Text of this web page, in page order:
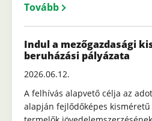
Tovább
Indul a mezőgazdasági
beruházási pályázata
2026.06.12.
A felhívás alapvető célja az
alapján fejlődőképes kisméretű